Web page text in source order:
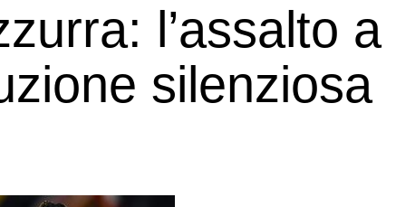
l’assalto a
silenziosa